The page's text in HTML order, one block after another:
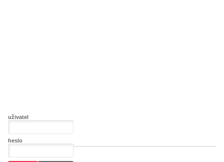
uživatel
heslo